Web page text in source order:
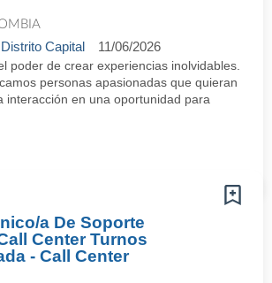
Capital 11/06/2026
poder de crear experiencias inolvidables.
personas apasionadas que quieran
interacción en una oportunidad para
a De Soporte
Center Turnos
- Call Center